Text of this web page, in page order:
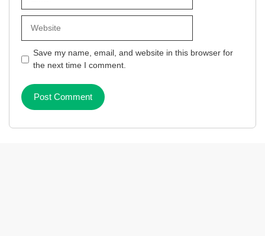
Save my name, email, and website in this browser for
the next time I comment.